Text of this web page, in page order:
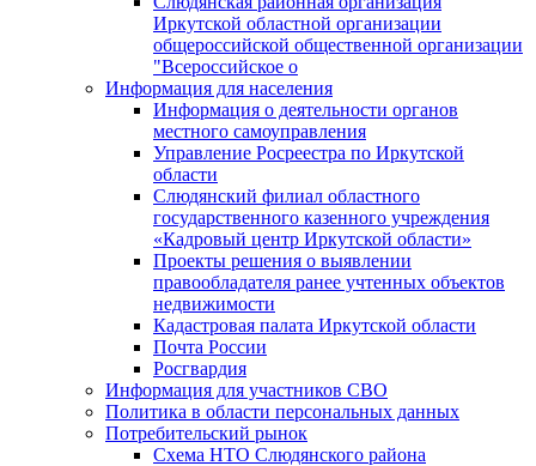
Иркутской областной организации
общероссийской общественной организации
"Всероссийское о
Информация для населения
Информация о деятельности органов
местного самоуправления
Управление Росреестра по Иркутской
области
Слюдянский филиал областного
государственного казенного учреждения
«Кадровый центр Иркутской области»
Проекты решения о выявлении
правообладателя ранее учтенных объектов
недвижимости
Кадастровая палата Иркутской области
Почта России
Росгвардия
Информация для участников СВО
Политика в области персональных данных
Потребительский рынок
Схема НТО Слюдянского района